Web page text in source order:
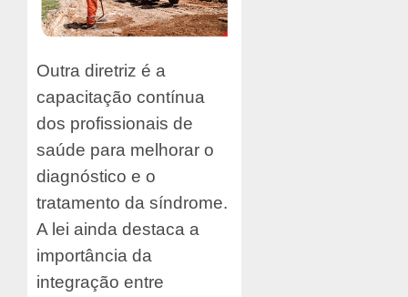
Outra diretriz é a
capacitação contínua
dos profissionais de
saúde para melhorar o
diagnóstico e o
tratamento da síndrome.
A lei ainda destaca a
importância da
integração entre